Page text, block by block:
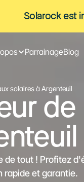
Solarock est
ParrainageBlog
solaires à Argenteuil
de tout ! Profitez
rapide et garantie.